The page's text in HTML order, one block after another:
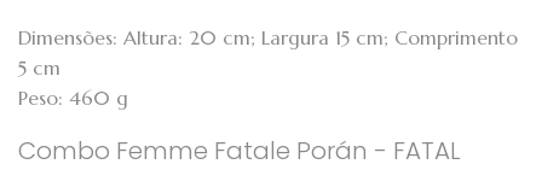
Dimensões: Altura: 20 cm; Largura 15 cm; Comprimento
5 cm
Peso: 460 g
Combo Femme Fatale Porán - FATAL